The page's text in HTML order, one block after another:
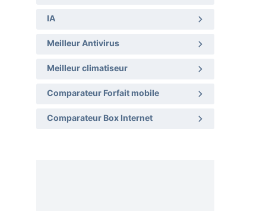
IA
Meilleur Antivirus
Meilleur climatiseur
Comparateur Forfait mobile
Comparateur Box Internet